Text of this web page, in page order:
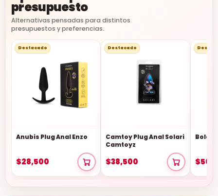
presupuesto
Alternativas pensadas para distintos
presupuestos y preferencias.
Destacado
Anubis Plug Anal Enzo
$28,500
Destacado
Camtoy Plug Anal Solari
Camtoyz
$38,500
Bolas